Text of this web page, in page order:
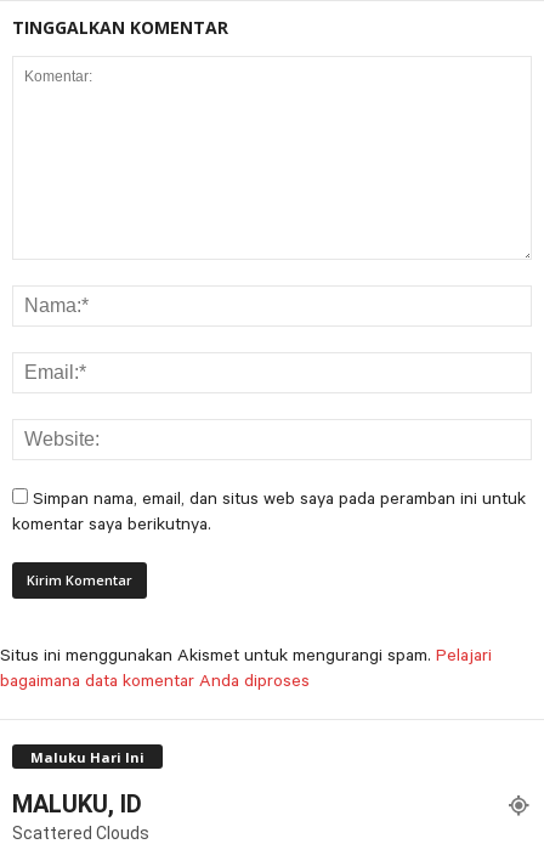
TINGGALKAN KOMENTAR
Simpan nama, email, dan situs web saya pada peramban ini untuk
komentar saya berikutnya.
Situs ini menggunakan Akismet untuk mengurangi spam. Pelajari
bagaimana data komentar Anda diproses
Maluku Hari Ini
MALUKU, ID
Scattered Clouds